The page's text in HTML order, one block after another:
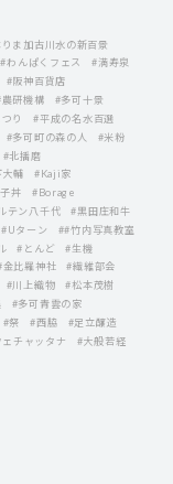
ま加古川水の新百景
#わんぱくフェス
#満寿泉
#阪神百貨店
農研機構
#多可十景
り
#平成の名水百選
#多可町の森の人
#米粉
#北播磨
大輔
#Kaji家
丼
#Borage
テン八千代
#黒田庄和牛
#Uターン
##竹内写真教室
#とんど
#生機
金比羅神社
#繊維部会
#川上織物
#松本茂樹
#多可青雲の家
#祭 #西脇
#足立醸造
チャッタナ
#大般若経